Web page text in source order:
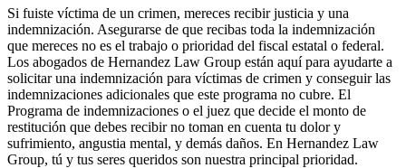
Si fuiste víctima de un crimen, mereces recibir justicia y una
indemnización. Asegurarse de que recibas toda la indemnización
que mereces no es el trabajo o prioridad del fiscal estatal o federal.
Los abogados de Hernandez Law Group están aquí para ayudarte a
solicitar una indemnización para víctimas de crimen y conseguir las
indemnizaciones adicionales que este programa no cubre. El
Programa de indemnizaciones o el juez que decide el monto de
restitución que debes recibir no toman en cuenta tu dolor y
sufrimiento, angustia mental, y demás daños. En Hernandez Law
Group, tú y tus seres queridos son nuestra principal prioridad.